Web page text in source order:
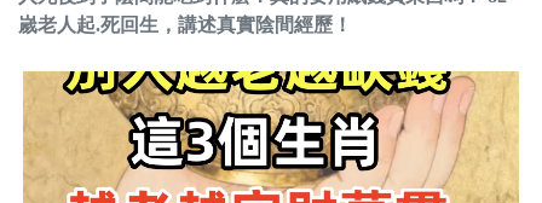
嵗老人起.死回生，講述真實陰間經歷！